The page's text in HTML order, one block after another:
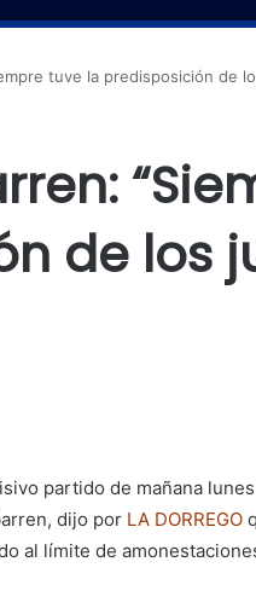
tuve la predisposición de
de los
partido de mañana
dijo por LA DORREGO
al límite de